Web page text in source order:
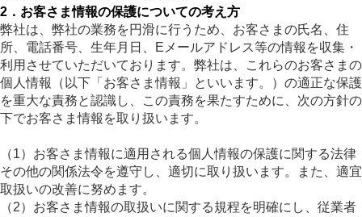
2．お客さま情報の保護についての考え方
弊社は、弊社の業務を円滑に行うため、お客さまの氏名、住
所、電話番号、生年月日、Eメールアドレス等の情報を収集・
利用させていただいております。弊社は、これらのお客さまの
個人情報（以下「お客さま情報」といいます。）の適正な保護
を重大な責務と認識し、この責務を果たすために、次の方針の
下でお客さま情報を取り扱います。
（1）お客さま情報に適用される個人情報の保護に関する法律
その他の関係法令を遵守し、適切に取り扱います。また、適宜
取扱いの改善に努めます。
（2）お客さま情報の取扱いに関する規程を明確にし、従業者